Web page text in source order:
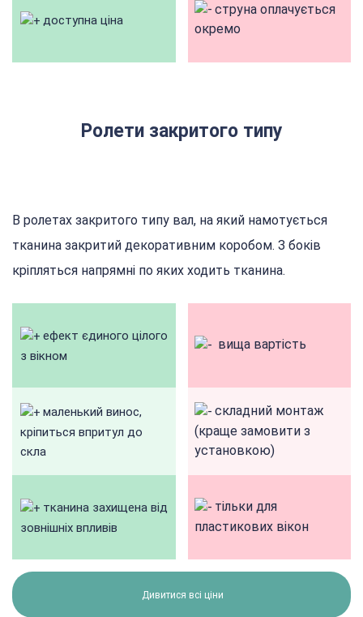
доступна ціна
струна оплачується
окремо
Ролети закритого типу
В ролетах закритого типу вал, на який намотується
тканина закритий декоративним коробом. З боків
кріпляться напрямні по яких ходить тканина.
ефект єдиного цілого
з вікном
вища вартість
маленький винос,
кріпиться впритул до
скла
складний монтаж
(краще замовити з
установкою)
тканина захищена від
зовнішніх впливів
тільки для
пластикових вікон
Дивитися всі ціни